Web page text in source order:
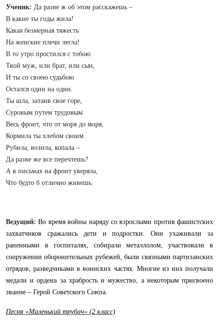
Ученик: Да разве ж об этом расскажешь –
В какие ты годы жила!
Какая безмерная тяжесть
На женские плечи легла!
В то утро простился с тобою
Твой муж, или брат, или сын,
И ты со своею судьбою
Остался один на один.
Ты шла, затаив свое горе,
Суровым путем трудовым.
Весь фронт, что от моря до моря,
Кормила ты хлебом своим.
Рубила, возила, копала –
Да разве же все перечтешь?
А в письмах на фронт уверяла,
Что будто б отлично живешь.
Ведущий:Во время войны наряду со взрослыми против фашистских
захватчиков сражались дети и подростки. Они ухаживали за
раненными в госпиталях, собирали металлолом, участвовали в
сооружении оборонительных рубежей, были связными партизанских
отрядов, разведчиками в воинских частях. Многие из них получали
медали и ордена за храбрость и мужество, а некоторым присвоено
звание – Герой Советского Союза.
Песня «Маленький трубач» (2 класс)